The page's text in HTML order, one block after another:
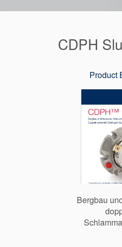
CDPH
Product
Bergbau